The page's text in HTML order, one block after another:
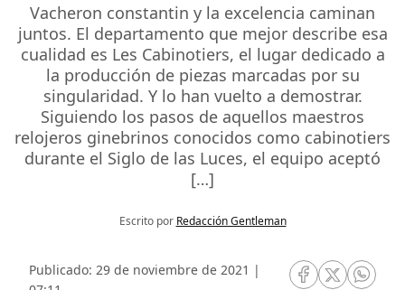
Vacheron constantin y la excelencia caminan
juntos. El departamento que mejor describe esa
cualidad es Les Cabinotiers, el lugar dedicado a
la producción de piezas marcadas por su
singularidad. Y lo han vuelto a demostrar.
Siguiendo los pasos de aquellos maestros
relojeros ginebrinos conocidos como cabinotiers
durante el Siglo de las Luces, el equipo aceptó
[…]
Escrito por Redacción Gentleman
Publicado: 29 de noviembre de 2021 |
RRSS Facebook
RRSSRRSS